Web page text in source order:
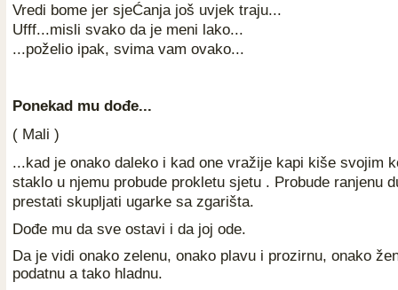
Vredi bome jer sjeĆanja još uvjek traju...
Ufff...misli svako da je meni lako...
...poželio ipak, svima vam ovako...
Ponekad mu dođe...
( Mali )
...kad je onako daleko i kad one vražije kapi kiše svojim
staklo u njemu probude prokletu sjetu . Probude ranjenu
prestati skupljati ugarke sa zgarišta.
Dođe mu da sve ostavi i da joj ode.
Da je vidi onako zelenu, onako plavu i prozirnu, onako
podatnu a tako hladnu.